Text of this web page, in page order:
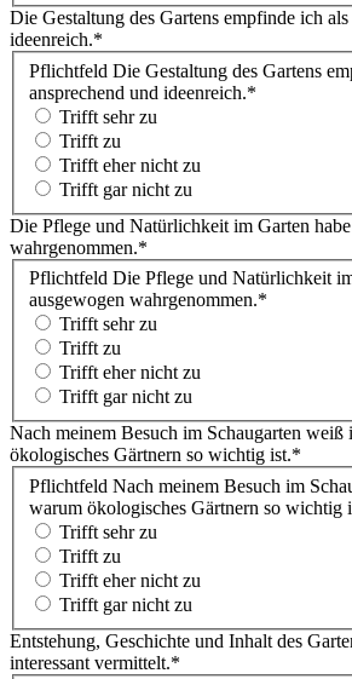
Die Gestaltung des Gartens empfinde ich
ideenreich.*
Pflichtfeld Die Gestaltung des Gartens
ansprechend und ideenreich.*
Trifft sehr zu
Trifft zu
Trifft eher nicht zu
Trifft gar nicht zu
Die Pflege und Natürlichkeit im Garten
wahrgenommen.*
Pflichtfeld Die Pflege und Natürlichkeit
ausgewogen wahrgenommen.*
Trifft sehr zu
Trifft zu
Trifft eher nicht zu
Trifft gar nicht zu
Nach meinem Besuch im Schaugarten weiß
ökologisches Gärtnern so wichtig ist.*
Pflichtfeld Nach meinem Besuch im
warum ökologisches Gärtnern so wichtig
Trifft sehr zu
Trifft zu
Trifft eher nicht zu
Trifft gar nicht zu
Entstehung, Geschichte und Inhalt des
interessant vermittelt.*